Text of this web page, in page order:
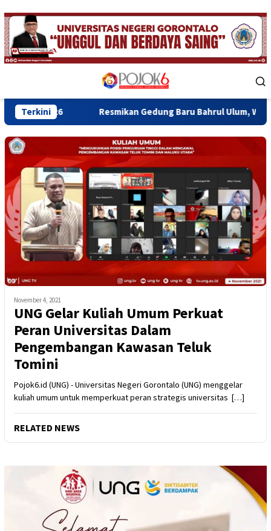
Skip
to
content
Menu
Terkini
Resmikan Gedung Baru Bahrul Ulum, Wagub Idah
November 4, 2021
UNG Gelar Kuliah Umum Perkuat
Peran Universitas Dalam
Pengembangan Kawasan Teluk
Tomini
Pojok6.id (UNG) - Universitas Negeri Gorontalo (UNG) menggelar
kuliah umum untuk memperkuat peran strategis universitas […]
RELATED NEWS